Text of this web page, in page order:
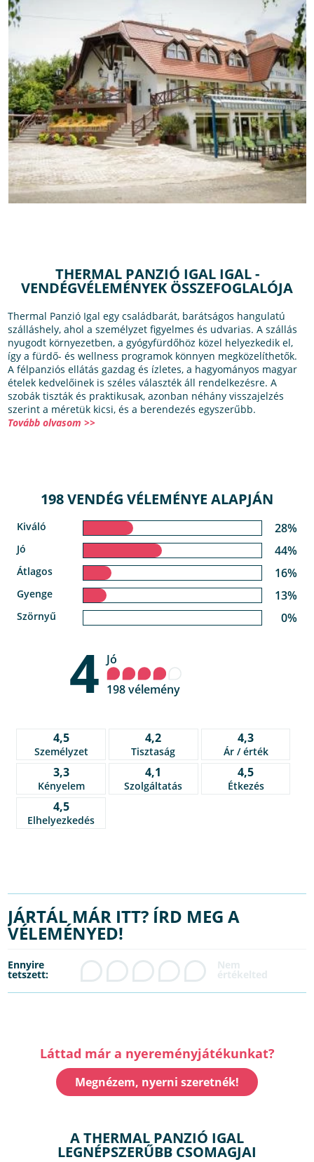
THERMAL PANZIÓ IGAL IGAL -
VENDÉGVÉLEMÉNYEK ÖSSZEFOGLALÓJA
Thermal Panzió Igal egy családbarát, barátságos hangulatú
szálláshely, ahol a személyzet figyelmes és udvarias. A szállás
nyugodt környezetben, a gyógyfürdőhöz közel helyezkedik el,
így a fürdő- és wellness programok könnyen megközelíthetők.
A félpanziós ellátás gazdag és ízletes, a hagyományos magyar
ételek kedvelőinek is széles választék áll rendelkezésre. A
szobák tiszták és praktikusak, azonban néhány visszajelzés
szerint a méretük kicsi, és a berendezés egyszerűbb.
Tovább olvasom >>
198 VENDÉG VÉLEMÉNYE ALAPJÁN
Kiváló 28%
Jó 44%
Átlagos 16%
Gyenge 13%
Szörnyű 0%
4 Jó
198 vélemény
4,5
Személyzet
4,2
Tisztaság
4,3
Ár / érték
3,3
Kényelem
4,1
Szolgáltatás
4,5
Étkezés
4,5
Elhelyezkedés
JÁRTÁL MÁR ITT? ÍRD MEG A
VÉLEMÉNYED!
Ennyire
tetszett:
Láttad már a nyereményjátékunkat?
Megnézem, nyerni szeretnék!
A THERMAL PANZIÓ IGAL
LEGNÉPSZERŰBB CSOMAGJAI